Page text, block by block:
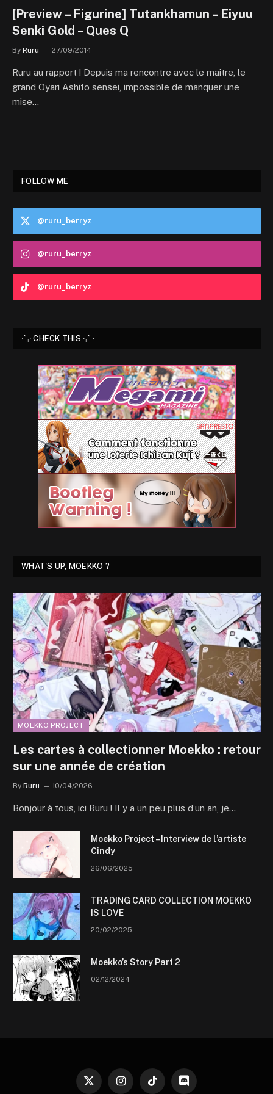
[Preview – Figurine] Tutankhamun – Eiyuu
Senki Gold – Ques Q
By Ruru 27/09/2014
Ruru au rapport ! Depuis ma rencontre avec le maitre, le
grand Oyari Ashito sensei, impossible de manquer une
mise…
FOLLOW ME
@ruru_berryz
@ruru_berryz
@ruru_berryz
⋅˚₊‧ CHECK THIS ‧₊˚ ⋅
WHAT'S UP, MOEKKO ?
MOEKKO PROJECT
Les cartes à collectionner Moekko : retour
sur une année de création
By Ruru 10/04/2026
Bonjour à tous, ici Ruru ! Il y a un peu plus d’un an, je…
Moekko Project – Interview de l’artiste
Cindy
26/06/2025
TRADING CARD COLLECTION MOEKKO
IS LOVE
20/02/2025
Moekko’s Story Part 2
02/12/2024
X
InstagramTikTok Discord